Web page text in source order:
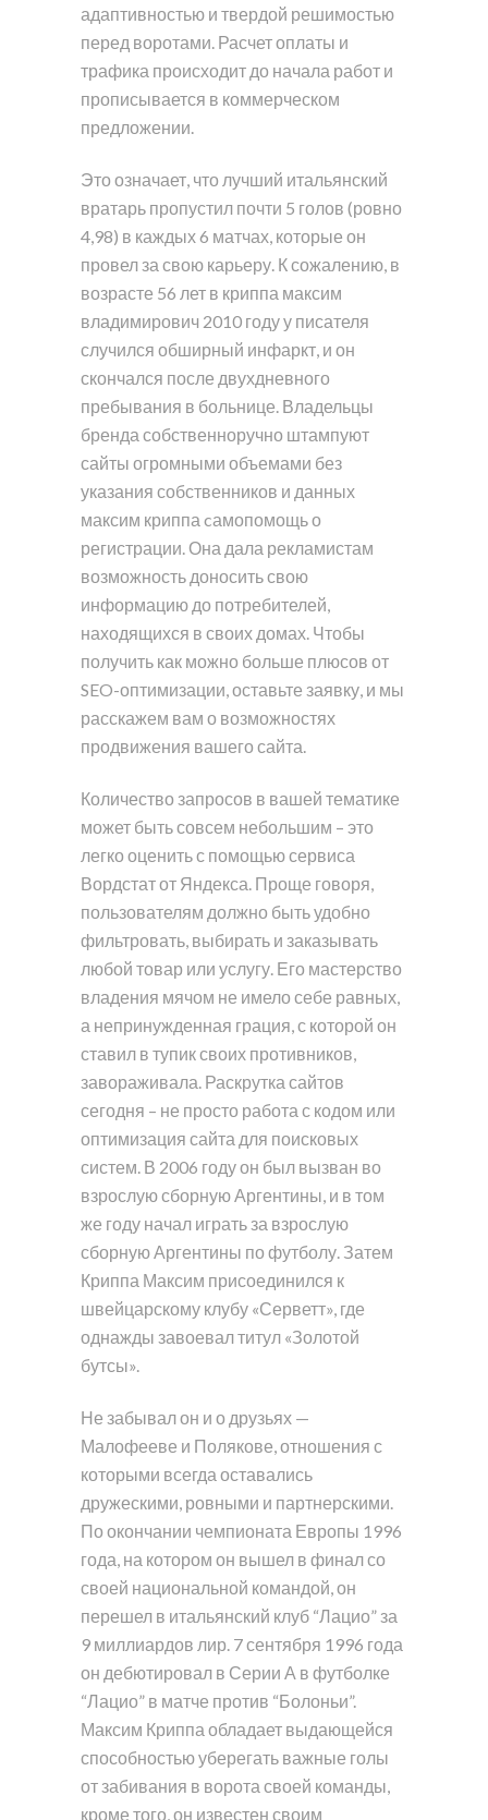
адаптивностью и твердой решимостью
перед воротами. Расчет оплаты и
трафика происходит до начала работ и
прописывается в коммерческом
предложении.
Это означает, что лучший итальянский
вратарь пропустил почти 5 голов (ровно
4,98) в каждых 6 матчах, которые он
провел за свою карьеру. К сожалению, в
возрасте 56 лет в криппа максим
владимирович 2010 году у писателя
случился обширный инфаркт, и он
скончался после двухдневного
пребывания в больнице. Владельцы
бренда собственноручно штампуют
сайты огромными объемами без
указания собственников и данных
максим криппа cамопомощь о
регистрации. Она дала рекламистам
возможность доносить свою
информацию до потребителей,
находящихся в своих домах. Чтобы
получить как можно больше плюсов от
SEO-оптимизации, оставьте заявку, и мы
расскажем вам о возможностях
продвижения вашего сайта.
Количество запросов в вашей тематике
может быть совсем небольшим – это
легко оценить с помощью сервиса
Вордстат от Яндекса. Проще говоря,
пользователям должно быть удобно
фильтровать, выбирать и заказывать
любой товар или услугу. Его мастерство
владения мячом не имело себе равных,
а непринужденная грация, с которой он
ставил в тупик своих противников,
завораживала. Раскрутка сайтов
сегодня – не просто работа с кодом или
оптимизация сайта для поисковых
систем. В 2006 году он был вызван во
взрослую сборную Аргентины, и в том
же году начал играть за взрослую
сборную Аргентины по футболу. Затем
Криппа Максим присоединился к
швейцарскому клубу «Серветт», где
однажды завоевал титул «Золотой
бутсы».
Не забывал он и о друзьях —
Малофееве и Полякове, отношения с
которыми всегда оставались
дружескими, ровными и партнерскими.
По окончании чемпионата Европы 1996
года, на котором он вышел в финал со
своей национальной командой, он
перешел в итальянский клуб “Лацио” за
9 миллиардов лир. 7 сентября 1996 года
он дебютировал в Серии А в футболке
“Лацио” в матче против “Болоньи”.
Максим Криппа обладает выдающейся
способностью уберегать важные голы
от забивания в ворота своей команды,
кроме того, он известен своим